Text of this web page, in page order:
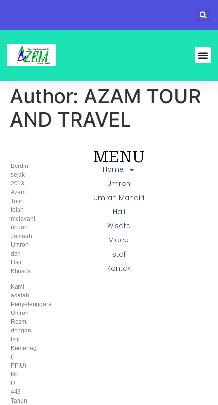
Author: AZAM TOUR
AND TRAVEL
Berdiri
sejak
2013,
Azam
Tour
telah
melayani
ribuan
Jamaah
Umroh
dan
Haji
Khusus.
Kami
adalah
Penyelenggara
Umroh
Resmi
dengan
Izin
Kemenag
(
PPIU)
No.
U
443
Tahun
MENU
Home
Umroh
Umrah Mandiri
Haji
Wisata
Video
staf
Kontak